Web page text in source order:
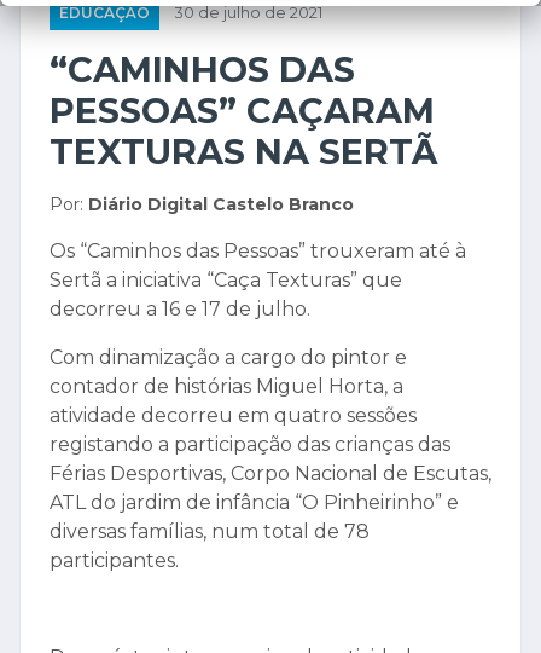
EDUCAÇÃO 30 de julho de 2021
PESSOAS” CAÇARAM
TEXTURAS NA SERTÃ
Por:Diário Digital Castelo Branco
Os “Caminhos das Pessoas” trouxeram até à
Sertã a iniciativa “Caça Texturas” que
decorreu a 16 e 17 de julho.
Com dinamização a cargo do pintor e
contador de histórias Miguel Horta, a
atividade decorreu em quatro sessões
registando a participação das crianças das
diversas famílias, num total de 78